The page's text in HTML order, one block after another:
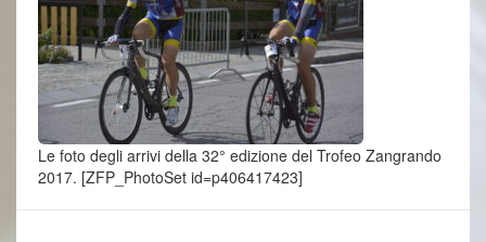
Le foto degli arrivi della 32° edizione del Trofeo Zangrando
2017. [ZFP_PhotoSet id=p406417423]